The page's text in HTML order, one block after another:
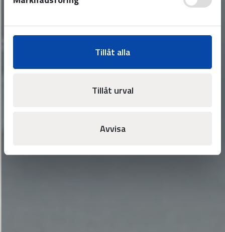
Tillåt alla
Tillåt urval
Avvisa